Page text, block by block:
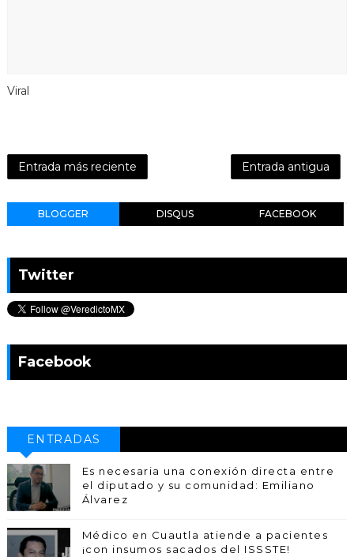
Viral
Entrada más reciente Entrada antigua
BLOGGER DISQUS FACEBOOK
Twitter
Facebook
ENTRADAS
POPULARESEs necesaria una conexión directa entre
el diputado y su comunidad: Emiliano
Álvarez
Médico en Cuautla atiende a pacientes
¡con insumos sacados del ISSSTE!